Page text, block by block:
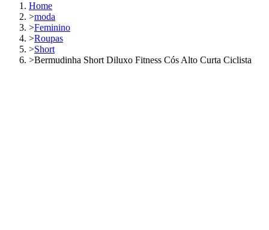
Home
>moda
>Feminino
>Roupas
>Short
>Bermudinha Short Diluxo Fitness Cós Alto Curta Ciclista